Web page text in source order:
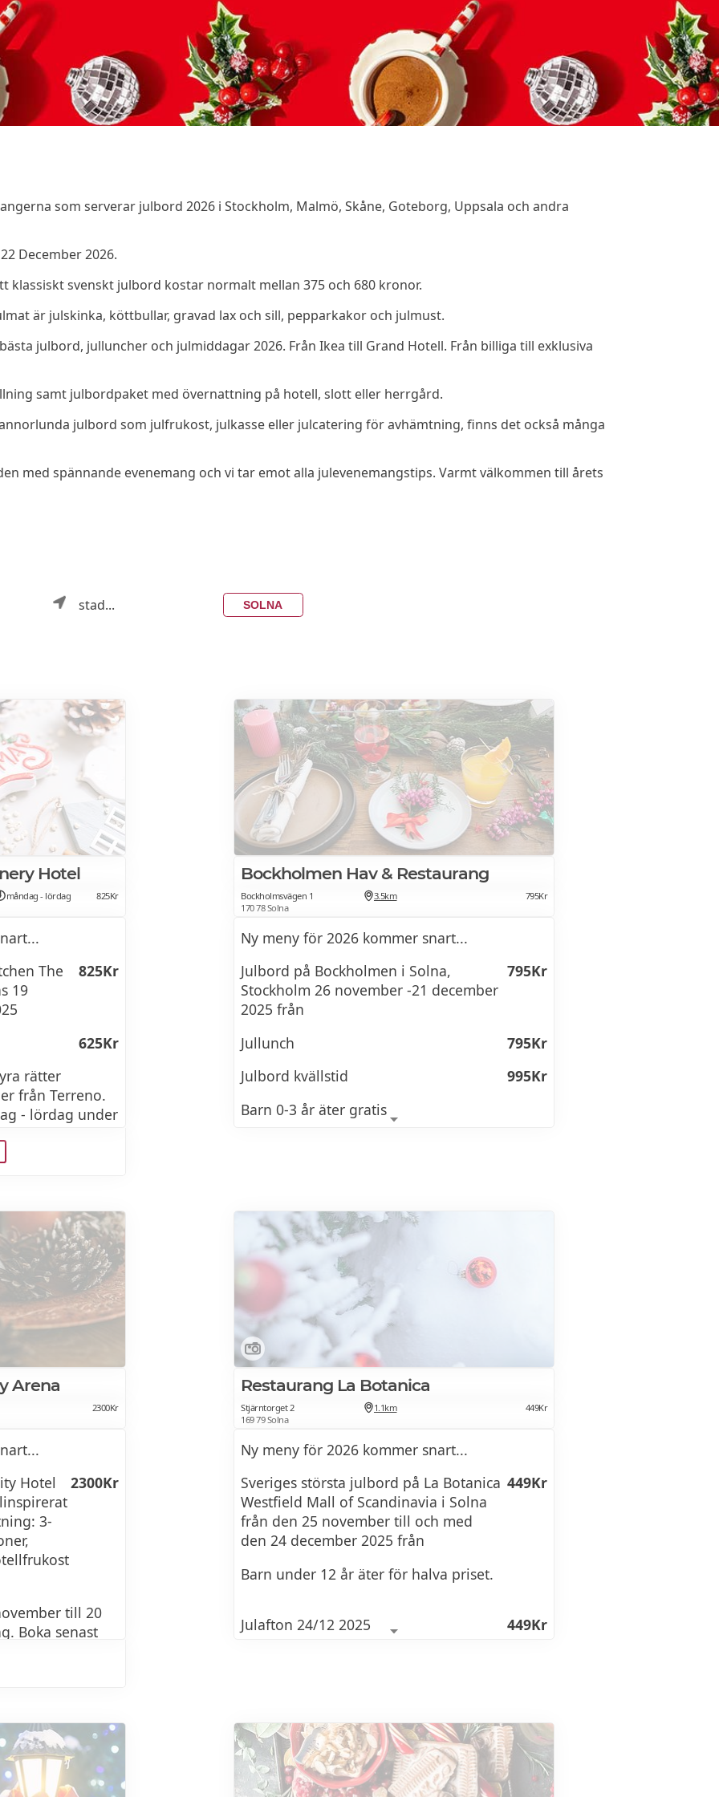
som serverar julbord 2026 i Stockholm, Malmö, Skåne, Goteborg, Uppsala och andra
December 2026.
klassiskt svenskt julbord kostar normalt mellan 375 och 680 kronor.
är julskinka, köttbullar, gravad lax och sill, pepparkakor och julmust.
julbord, julluncher och julmiddagar 2026. Från Ikea till Grand Hotell. Från billiga till exklusiva
samt julbordpaket med övernattning på hotell, slott eller herrgård.
julbord som julfrukost, julkasse eller julcatering för avhämtning, finns det också många
med spännande evenemang och vi tar emot alla julevenemangstips. Varmt välkommen till årets
stad... SOLNA
Hotel
måndag - lördag 825Kr
The
19
825Kr
625Kr
rätter
från Terreno.
- lördag under
grönsaker,
inkokt fikon
med
Classico
Bockholmen Hav & Restaurang
Bockholmsvägen 1
170 78 Solna
3.5km 795Kr
Ny meny för 2026 kommer snart...
Julbord på Bockholmen i Solna,
Stockholm 26 november -21 december
2025 från
795Kr
Jullunch
795Kr
Julbord kvällstid
995Kr
Barn 0-3 år äter gratis
Varm vinglögg smaksatt med anis och
pomerans
Söta pepparkakor
TILL BORDS
Matjessill
Skärgårdssill
Hackad lök och syrad grädde
Lagrad ost
Gubbröra på söt kavring med rökt sikrom
Arena
2300Kr
Hotel
3-
2300Kr
till 20
Boka senast
Restaurang La Botanica
Stjärntorget 2
169 79 Solna
1.1km 449Kr
Ny meny för 2026 kommer snart...
Sveriges största julbord på La Botanica
Westfield Mall of Scandinavia i Solna
från den 25 november till och med
den 24 december 2025 från
449Kr
Barn under 12 år äter för halva priset.
Julafton 24/12 2025
449Kr
Jullunch
447Kr
Datum: 28/11, 4/12, 5/12, 9/12, 10/12, 11/12,
12/12 2025